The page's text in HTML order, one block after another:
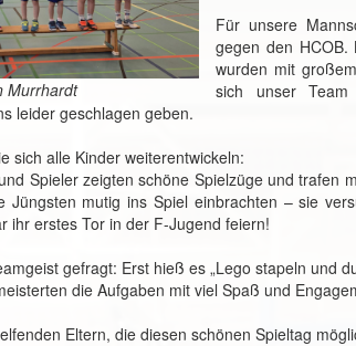
Murrhardt
Für unsere
gegen den HCOB.
wurden mit
sich unser
leider geschlagen geben.
sich alle Kinder weiterentwickeln:
Spieler zeigten schöne Spielzüge und trafen
Jüngsten mutig ins Spiel einbrachten – sie
ihr erstes Tor in der F-Jugend feiern!
gefragt: Erst hieß es „Lego stapeln und
die Aufgaben mit viel Spaß und
Eltern, die diesen schönen Spieltag